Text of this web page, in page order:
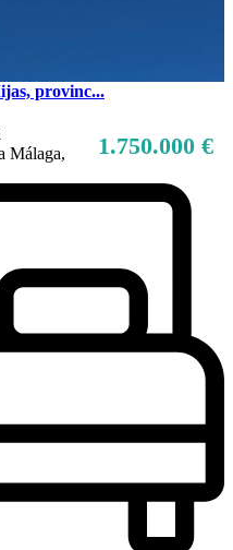
provinc...
1.750.000 €
Málaga,